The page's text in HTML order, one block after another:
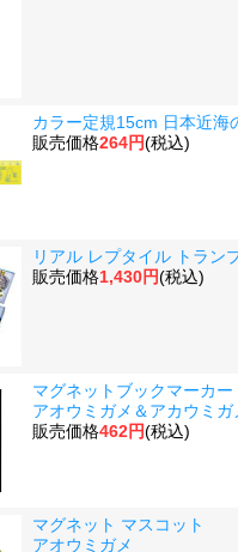
カラー定規15cm 日本近海
販売価格264円(税込)
リアル レプタイル トラン
販売価格1,430円(税込)
マグネットブックマーカー
アオウミガメ＆アカウミガ
販売価格462円(税込)
マグネット マスコット
アオウミガメ